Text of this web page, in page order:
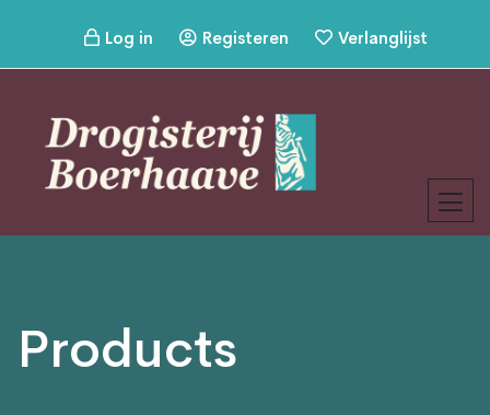
Log in Registeren Verlanglijst
Products